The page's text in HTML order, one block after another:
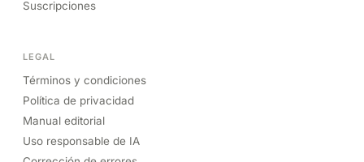
Suscripciones
LEGAL
Términos y condiciones
Política de privacidad
Manual editorial
Uso responsable de IA